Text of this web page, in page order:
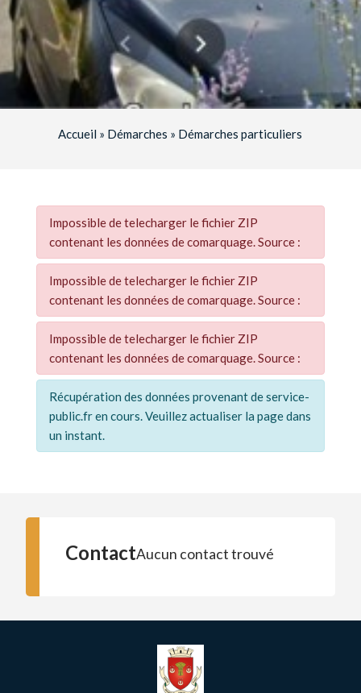
Accueil » Démarches » Démarches particuliers
Impossible de telecharger le fichier ZIP
contenant les données de comarquage. Source :
Impossible de telecharger le fichier ZIP
contenant les données de comarquage. Source :
Impossible de telecharger le fichier ZIP
contenant les données de comarquage. Source :
Récupération des données provenant de service-
public.fr en cours. Veuillez actualiser la page dans
un instant.
ContactAucun contact trouvé